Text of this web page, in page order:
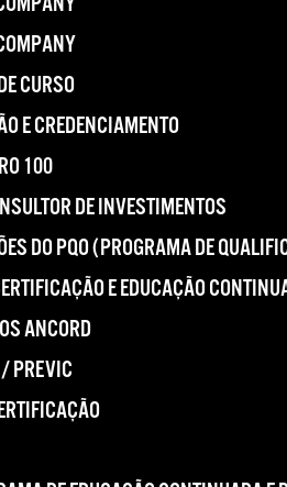
CURSO
E CREDENCIAMENTO
100
DE INVESTIMENTOS
DO PQO (PROGRAMA DE
E EDUCAÇÃO
ANCORD
PREVIC